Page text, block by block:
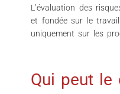
L’évaluation des
et fondée sur le
uniquement sur les
Qui peut le